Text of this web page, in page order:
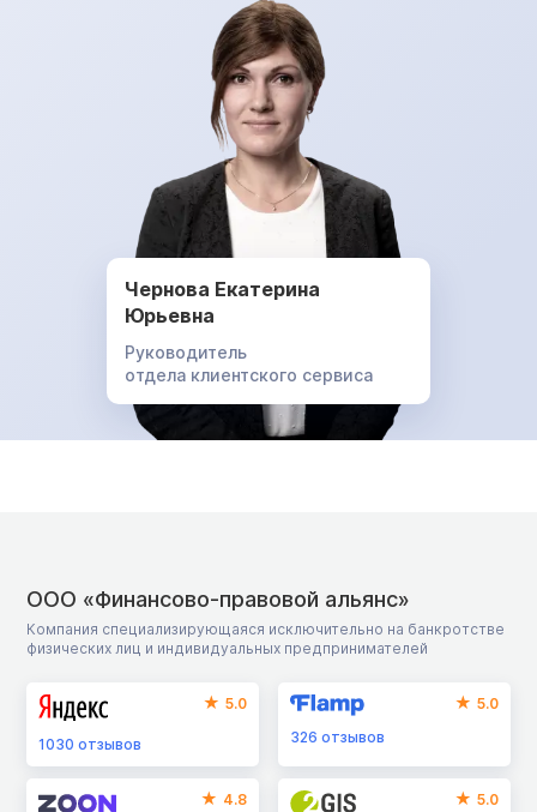
Чернова Екатерина
Юрьевна
Руководитель
отдела клиентского сервиса
ООО «Финансово-правовой альянс»
Компания специализирующаяся исключительно на банкротстве
физических лиц и индивидуальных предпринимателей
5.0
1030 отзывов
5.0
326отзывов
4.8 5.0